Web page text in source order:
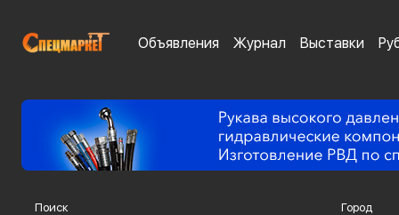
Объявления Журнал Выставки
Поиск Город